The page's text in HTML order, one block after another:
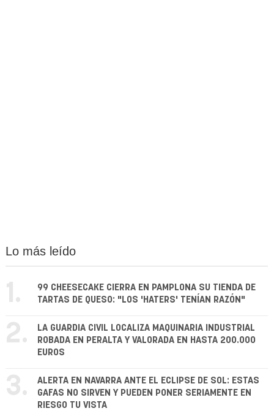
Lo más leído
1.
99 CHEESECAKE CIERRA EN PAMPLONA SU TIENDA DE
TARTAS DE QUESO: "LOS 'HATERS' TENÍAN RAZÓN"
2.
LA GUARDIA CIVIL LOCALIZA MAQUINARIA INDUSTRIAL
ROBADA EN PERALTA Y VALORADA EN HASTA 200.000
EUROS
3.
ALERTA EN NAVARRA ANTE EL ECLIPSE DE SOL: ESTAS
GAFAS NO SIRVEN Y PUEDEN PONER SERIAMENTE EN
RIESGO TU VISTA